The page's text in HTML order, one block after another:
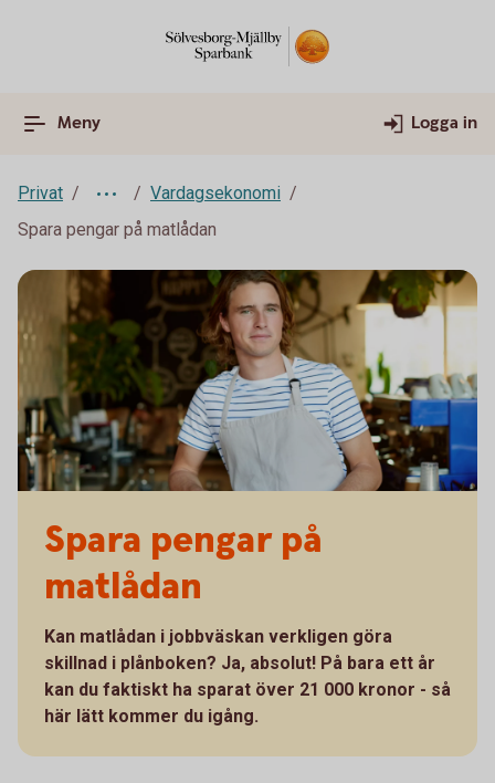
Meny Logga in
Privat
Vardagsekonomi
Spara pengar på matlådan
Spara pengar på
matlådan
Kan matlådan i jobbväskan verkligen göra
skillnad i plånboken? Ja, absolut! På bara ett år
kan du faktiskt ha sparat över 21 000 kronor - så
här lätt kommer du igång.